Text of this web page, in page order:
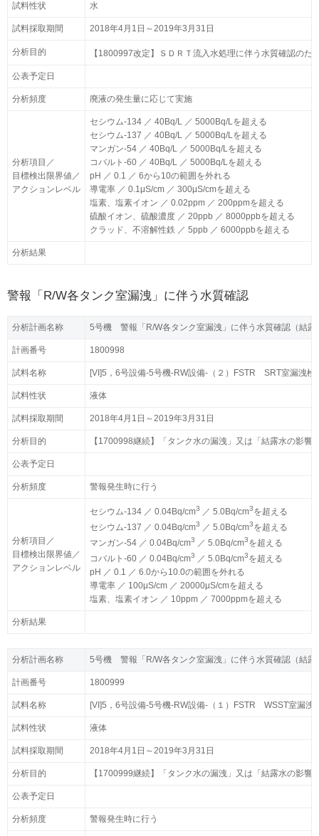
試料性状 水
試料採取期間 2018年4月1日～2019年3月31日
分析目的 【1800997改定】ＳＤＲＴ流入水処理に伴う水質確認の
公表予定日
分析頻度 廃液の発生量に応じて実施
分析項目／
目標検出限界値／
アクションレベル
セシウム-134 ／ 40Bq/L ／ 5000Bq/Lを超える
セシウム-137 ／ 40Bq/L ／ 5000Bq/Lを超える
マンガン-54 ／ 40Bq/L ／ 5000Bq/Lを超える
コバルト-60 ／ 40Bq/L ／ 5000Bq/Lを超える
pH ／ 0.1 ／ 6から10の範囲を外れる
導電率 ／ 0.1μS/cm ／ 300μS/cmを超える
塩素、塩素イオン ／ 0.02ppm ／ 200ppmを超える
硫酸イオン、硫酸濃度 ／ 20ppb ／ 8000ppbを超える
クラッド、不溶解性鉄 ／ 5ppb ／ 6000ppbを超える
分析結果
試料性状 水
試料採取期間 2018年4月1日～2019年3月31日
分析目的 【1800997改定】ＳＤＲＴ流入水処理に伴う水質確認の
公表予定日
分析頻度 廃液の発生量に応じて実施
分析項目／
目標検出限界値／
アクションレベル
セシウム-134 ／ 40Bq/L ／ 5000Bq/Lを超える
セシウム-137 ／ 40Bq/L ／ 5000Bq/Lを超える
マンガン-54 ／ 40Bq/L ／ 5000Bq/Lを超える
コバルト-60 ／ 40Bq/L ／ 5000Bq/Lを超える
pH ／ 0.1 ／ 6から10の範囲を外れる
導電率 ／ 0.1μS/cm ／ 300μS/cmを超える
塩素、塩素イオン ／ 0.02ppm ／ 200ppmを超える
硫酸イオン、硫酸濃度 ／ 20ppb ／ 8000ppbを超える
クラッド、不溶解性鉄 ／ 5ppb ／ 6000ppbを超える
分析結果
警報「R/W各タンク室漏洩」に伴う水質確認
分析計画名称 5号機 警報「R/W各タンク室漏洩」に伴う水質確認（結
計画番号 1800998
試料名称 [VI]5，6号設備-5号機-RW設備-（２）FSTR SRT室漏洩検
試料性状 液体
試料採取期間 2018年4月1日～2019年3月31日
分析目的 【1700998継続】「タンク水の漏洩」又は「結露水の影響
公表予定日
分析頻度 警報発生時に行う
分析項目／
目標検出限界値／
アクションレベル
セシウム-134 ／ 0.04Bq/cm3 ／ 5.0Bq/cm3を超える
セシウム-137 ／ 0.04Bq/cm3 ／ 5.0Bq/cm3を超える
マンガン-54 ／ 0.04Bq/cm3 ／ 5.0Bq/cm3を超える
コバルト-60 ／ 0.04Bq/cm3 ／ 5.0Bq/cm3を超える
pH ／ 0.1 ／ 6.0から10.0の範囲を外れる
導電率 ／ 100μS/cm ／ 20000μS/cmを超える
塩素、塩素イオン ／ 10ppm ／ 7000ppmを超える
分析結果
分析計画名称 5号機 警報「R/W各タンク室漏洩」に伴う水質確認（結
計画番号 1800998
試料名称 [VI]5，6号設備-5号機-RW設備-（２）FSTR SRT室漏洩検
試料性状 液体
試料採取期間 2018年4月1日～2019年3月31日
分析目的 【1700998継続】「タンク水の漏洩」又は「結露水の影響
公表予定日
分析頻度 警報発生時に行う
分析項目／
目標検出限界値／
アクションレベル
セシウム-134 ／ 0.04Bq/cm3 ／ 5.0Bq/cm3を超える
セシウム-137 ／ 0.04Bq/cm3 ／ 5.0Bq/cm3を超える
マンガン-54 ／ 0.04Bq/cm3 ／ 5.0Bq/cm3を超える
コバルト-60 ／ 0.04Bq/cm3 ／ 5.0Bq/cm3を超える
pH ／ 0.1 ／ 6.0から10.0の範囲を外れる
導電率 ／ 100μS/cm ／ 20000μS/cmを超える
塩素、塩素イオン ／ 10ppm ／ 7000ppmを超える
分析結果
分析計画名称 5号機 警報「R/W各タンク室漏洩」に伴う水質確認（結
計画番号 1800999
試料名称 [VI]5，6号設備-5号機-RW設備-（１）FSTR WSST室漏洩
試料性状 液体
試料採取期間 2018年4月1日～2019年3月31日
分析目的 【1700999継続】「タンク水の漏洩」又は「結露水の影響
公表予定日
分析頻度 警報発生時に行う
分析計画名称 5号機 警報「R/W各タンク室漏洩」に伴う水質確認（結
計画番号 1800999
試料名称 [VI]5，6号設備-5号機-RW設備-（１）FSTR WSST室漏洩
試料性状 液体
試料採取期間 2018年4月1日～2019年3月31日
分析目的 【1700999継続】「タンク水の漏洩」又は「結露水の影響
公表予定日
分析頻度 警報発生時に行う